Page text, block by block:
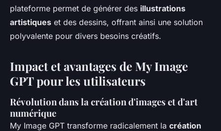
plateforme permet de générer des illustrations
artistiques et des dessins, offrant ainsi une solution
polyvalente pour divers besoins créatifs.
Impact et avantages de My Image
GPT pour les utilisateurs
Révolution dans la création d'images et d'art
numérique
My Image GPT transforme radicalement la création